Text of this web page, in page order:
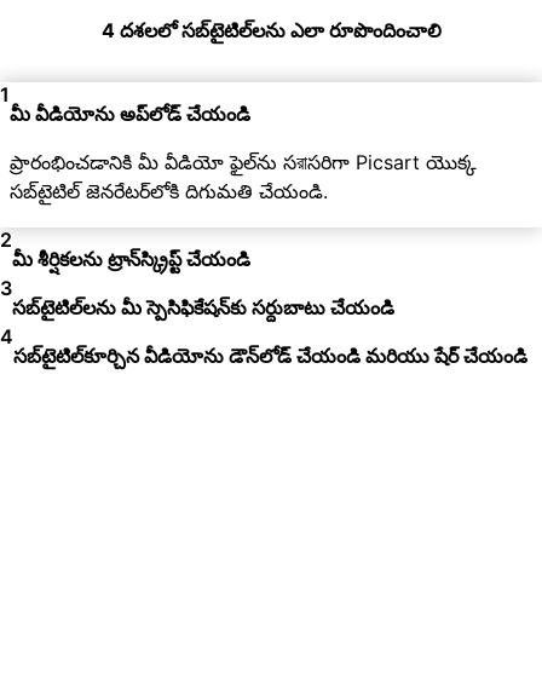
4 దశలలో సబ్‌టైటిల్‌లను ఎలా రూపొందించాలి
1
మీ వీడియోను అప్‌లోడ్ చేయండి
ప్రారంభించడానికి మీ వీడియో ఫైల్‌ను సরাసరిగా Picsart యొక్క
సబ్‌టైటిల్ జెనరేటర్‌లోకి దిగుమతి చేయండి.
2
మీ శీర్షికలను ట్రాన్‌స్క్రిప్ట్ చేయండి
3
సబ్‌టైటిల్‌లను మీ స్పెసిఫికేషన్‌కు సర్దుబాటు చేయండి
4
సబ్‌టైటిల్‌కూర్చిన వీడియోను డౌన్‌లోడ్ చేయండి మరియు షేర్ చేయండి